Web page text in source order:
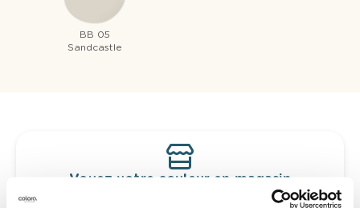
BB 05
Sandcastle
Voyez votre couleur en magasin
Découvrez des échantillons de votre